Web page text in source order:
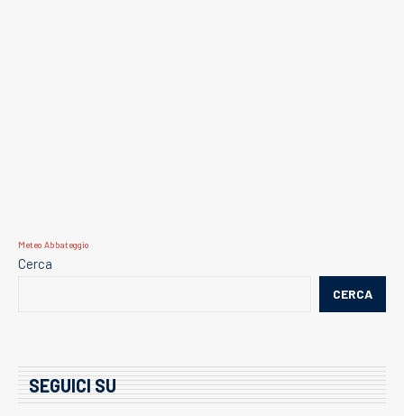
Meteo Abbateggio
Cerca
CERCA
SEGUICI SU